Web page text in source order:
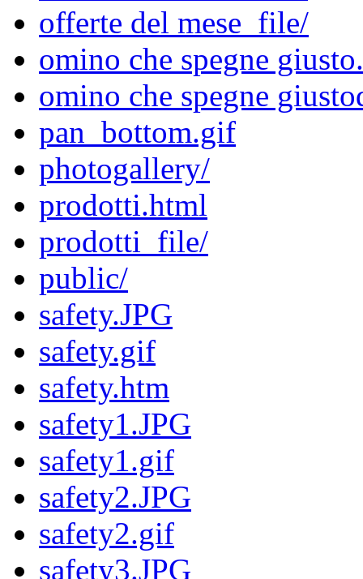
offerte del mese_file/
omino che spegne
omino che spegne
pan_bottom.gif
photogallery/
prodotti.html
prodotti_file/
public/
safety.JPG
safety.gif
safety.htm
safety1.JPG
safety1.gif
safety2.JPG
safety2.gif
safety3.JPG